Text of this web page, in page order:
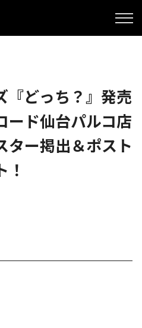
『どっち？』発売
ード仙台パルコ店
ター掲出＆ポスト